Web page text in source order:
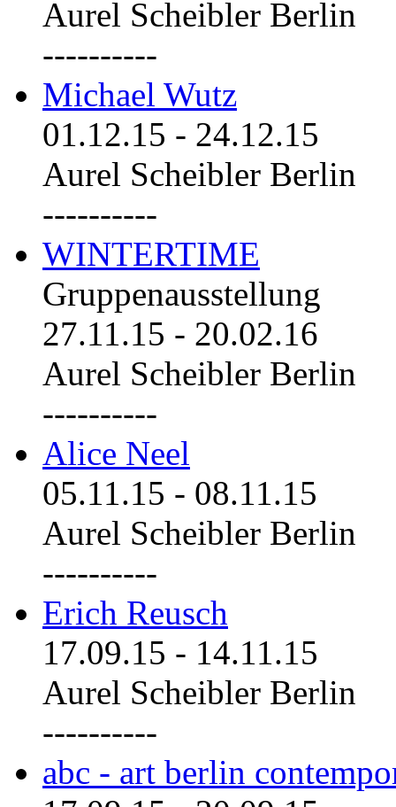
Aurel Scheibler Berlin
----------
Michael Wutz
01.12.15 - 24.12.15
Aurel Scheibler Berlin
----------
WINTERTIME
Gruppenausstellung
27.11.15 - 20.02.16
Aurel Scheibler Berlin
----------
Alice Neel
05.11.15 - 08.11.15
Aurel Scheibler Berlin
----------
Erich Reusch
17.09.15 - 14.11.15
Aurel Scheibler Berlin
----------
abc - art berlin